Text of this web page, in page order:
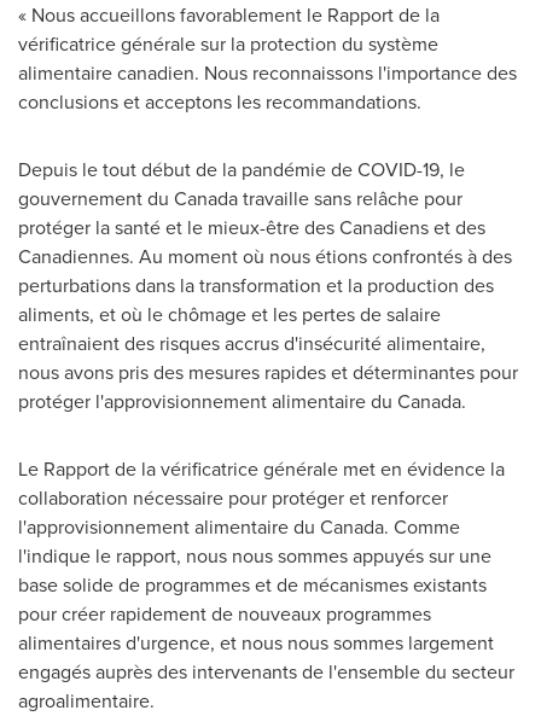
« Nous accueillons favorablement le Rapport de la
vérificatrice générale sur la protection du système
alimentaire canadien. Nous reconnaissons l'importance des
conclusions et acceptons les recommandations.
Depuis le tout début de la pandémie de COVID-19, le
gouvernement du Canadatravaille sans relâche pour
protéger la santé et le mieux-être des Canadiens et des
Canadiennes. Au moment où nous étions confrontés à des
perturbations dans la transformation et la production des
aliments, et où le chômage et les pertes de salaire
entraînaient des risques accrus d'insécurité alimentaire,
nous avons pris des mesures rapides et déterminantes pour
protéger l'approvisionnement alimentaire du Canada.
Le Rapport de la vérificatrice générale met en évidence la
collaboration nécessaire pour protéger et renforcer
l'approvisionnement alimentaire du Canada. Comme
l'indique le rapport, nous nous sommes appuyés sur une
base solide de programmes et de mécanismes existants
pour créer rapidement de nouveaux programmes
alimentaires d'urgence, et nous nous sommes largement
engagés auprès des intervenants de l'ensemble du secteur
agroalimentaire.